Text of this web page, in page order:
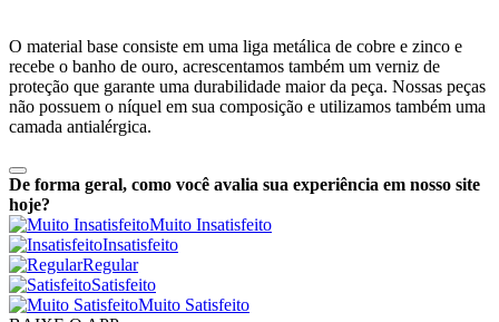
O material base consiste em uma liga metálica de cobre e zinco e
recebe o banho de ouro, acrescentamos também um verniz de
proteção que garante uma durabilidade maior da peça. Nossas peças
não possuem o níquel em sua composição e utilizamos também uma
camada antialérgica.
De forma geral, como você avalia sua experiência em nosso site
hoje?
Muito Insatisfeito
Insatisfeito
Regular
Satisfeito
Muito Satisfeito